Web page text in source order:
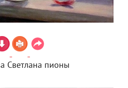
Светлана пионы